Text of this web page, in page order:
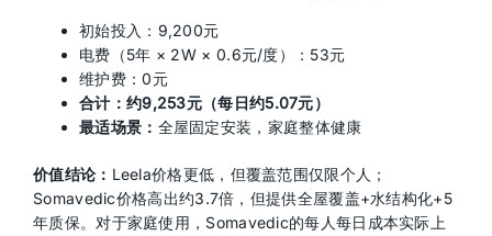
初始投入：9,200元
电费（5年 × 2W × 0.6元/度）：53元
维护费：0元
合计：约9,253元（每日约5.07元）
最适场景： 全屋固定安装，家庭整体健康
价值结论： Leela价格更低，但覆盖范围仅限个人；
Somavedic价格高出约3.7倍，但提供全屋覆盖+水结构化+5
年质保。对于家庭使用，Somavedic的每人每日成本实际上